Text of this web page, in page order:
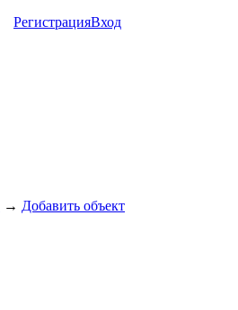
РегистрацияВход
→ Добавить объект